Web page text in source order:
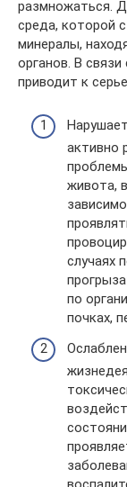
размножаться.
среда, которой
минералы,
органов. В
приводит к
активно
живота,
случаях
по
почках,